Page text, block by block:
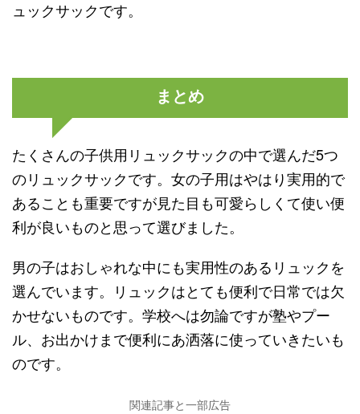
ュックサックです。
まとめ
たくさんの子供用リュックサックの中で選んだ5つ
のリュックサックです。女の子用はやはり実用的で
あることも重要ですが見た目も可愛らしくて使い便
利が良いものと思って選びました。
男の子はおしゃれな中にも実用性のあるリュックを
選んでいます。リュックはとても便利で日常では欠
かせないものです。学校へは勿論ですが塾やプー
ル、お出かけまで便利にあ洒落に使っていきたいも
のです。
関連記事と一部広告